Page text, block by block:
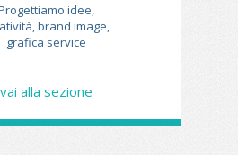
idee,
brand image,
grafica service
vai alla sezione